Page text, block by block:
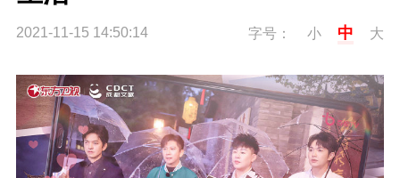
2021-11-15 14:50:14 字号： 小 中 大